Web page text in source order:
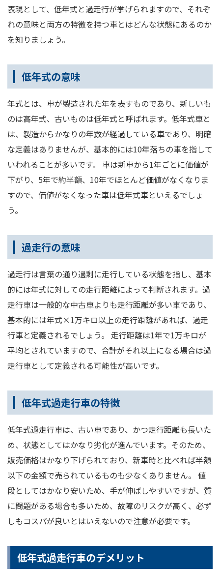
表現として、低年式と過走行が挙げられますので、それぞ
れの意味と両方の特徴を持つ車とはどんな状態にあるのか
を知りましょう。
低年式の意味
年式とは、車が製造された年を表すものであり、新しいも
のは高年式、古いものは低年式と呼ばれます。低年式車と
は、製造からかなりの年数が経過している車であり、明確
な定義はありませんが、基本的には10年落ちの車を指して
いわれることが多いです。 車は新車から1年ごとに価値が
下がり、5年で約半額、10年でほとんど価値がなくなりま
すので、価値がなくなった車は低年式車といえるでしょ
う。
過走行の意味
過走行は言葉の通り過剰に走行している状態を指し、基本
的には年式に対しての走行距離によって判断されます。過
走行車は一般的な中古車よりも走行距離が多い車であり、
基本的には年式×1万キロ以上の走行距離があれば、過走
行車と定義されるでしょう。 走行距離は1年で1万キロが
平均とされていますので、合計がそれ以上になる場合は過
走行車として定義される可能性が高いです。
低年式過走行車の特徴
低年式過走行車は、古い車であり、かつ走行距離も長いた
め、状態としてはかなり劣化が進んでいます。そのため、
販売価格はかなり下げられており、新車時と比べれば半額
以下の金額で売られているものも少なくありません。 値
段としてはかなり安いため、手が伸ばしやすいですが、質
に問題がある場合も多いため、故障のリスクが高く、必ず
しもコスパが良いとはいえないので注意が必要です。
低年式過走行車のデメリット